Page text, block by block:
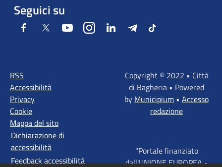
Seguici su
Facebook Twitter YoutubeInstagramLinkedIn TelegramTiktok
RSS
Accessibilità
Privacy
Cookie
Mappa del sito
Dichiarazione di
accessibilità
Feedback accessibilità
Copyright © 2022 • Città
di Bagheria • Powered
by Municipium • Accesso
redazione
"Portale finanziato
dall'UNIONE EUROPEA -